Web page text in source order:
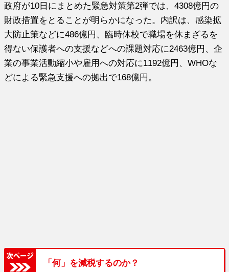
政府が10日にまとめた緊急対策第2弾では、4308億円の
財政措置をとることが明らかになった。内訳は、感染拡
大防止策などに486億円、臨時休校で職場を休まざるを
得ない保護者への支援などへの課題対応に2463億円、企
業の事業活動縮小や雇用への対応に1192億円、WHOな
どによる緊急支援への拠出で168億円。
「何」を減税するのか？